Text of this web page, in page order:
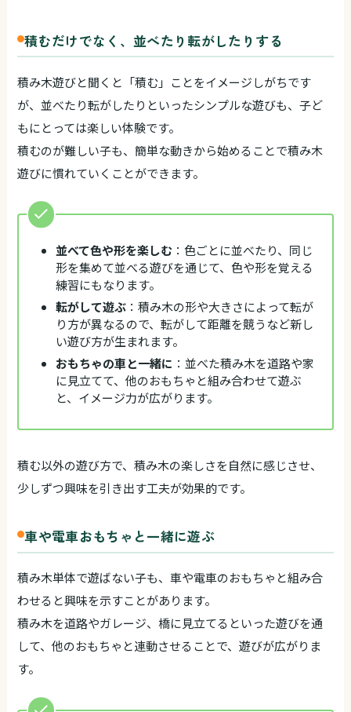
積むだけでなく、並べたり転がしたりする
積み木遊びと聞くと「積む」ことをイメージしがちです
が、並べたり転がしたりといったシンプルな遊びも、子ど
もにとっては楽しい体験です。
積むのが難しい子も、簡単な動きから始めることで積み木
遊びに慣れていくことができます。
並べて色や形を楽しむ：色ごとに並べたり、同じ
形を集めて並べる遊びを通じて、色や形を覚える
練習にもなります。
転がして遊ぶ：積み木の形や大きさによって転が
り方が異なるので、転がして距離を競うなど新し
い遊び方が生まれます。
おもちゃの車と一緒に ：並べた積み木を道路や家
に見立てて、他のおもちゃと組み合わせて遊ぶ
と、イメージ力が広がります。
積む以外の遊び方で、積み木の楽しさを自然に感じさせ、
少しずつ興味を引き出す工夫が効果的です。
車や電車おもちゃと一緒に遊ぶ
積み木単体で遊ばない子も、車や電車のおもちゃと組み合
わせると興味を示すことがあります。
積み木を道路やガレージ、橋に見立てるといった遊びを通
して、他のおもちゃと連動させることで、遊びが広がりま
す。